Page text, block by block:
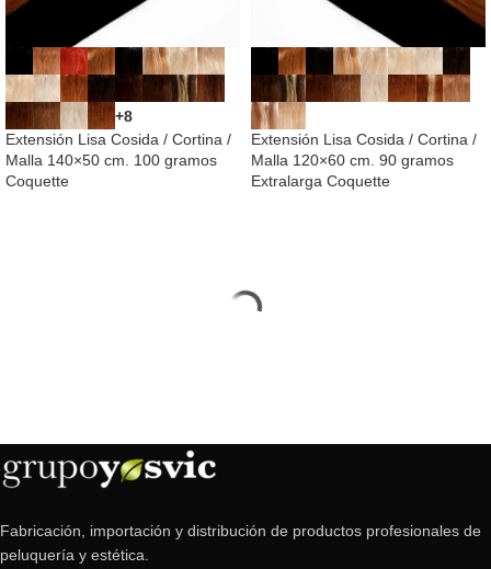
+8
Extensión Lisa Cosida / Cortina /
Malla 140×50 cm. 100 gramos
Coquette
Extensión Lisa Cosida / Cortina /
Malla 120×60 cm. 90 gramos
Extralarga Coquette
Fabricación, importación y distribución de productos profesionales de
peluquería y estética.